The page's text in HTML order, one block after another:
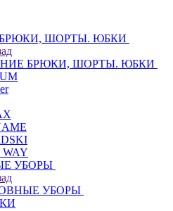
ШОРТЫ. ЮБКИ
БРЮКИ, ШОРТЫ. ЮБКИ
WAY
УБОРЫ
УБОРЫ